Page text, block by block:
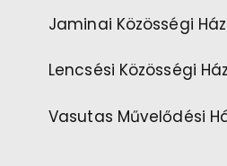
Jaminai Közösségi Ház
Lencsési Közösségi Ház
Vasutas Művelődési